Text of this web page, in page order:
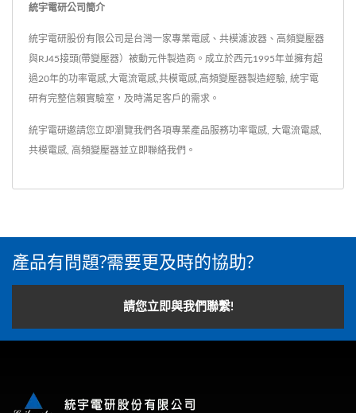
統宇電研公司簡介
統宇電研股份有限公司是台灣一家專業電感、共模濾波器、高頻變壓器
與RJ45接頭(帶變壓器）被動元件製造商。成立於西元1995年並擁有超
過20年的功率電感,大電流電感,共模電感,高頻變壓器製造經驗, 統宇電
研有完整信賴實驗室，及時滿足客戶的需求。
統宇電研邀請您立即瀏覽我們各項專業產品服務功率電感 大電流電感
共模電感 高頻變壓器並立即聯絡我們 。
產品有問題?需要更及時的協助?
請您立即與我們聯繫!